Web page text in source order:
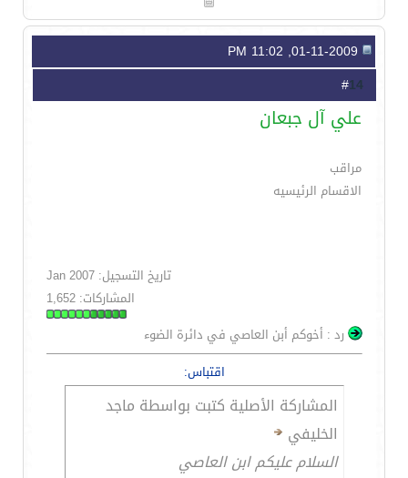
14
علي آل جبعان
مراقب
الاقسام الرئيسيه
تاريخ التسجيل: Jan 2007
المشاركات: 1,652
رد : أخوكم أبن العاصي في دائرة الضوء
اقتباس:
المشاركة الأصلية كتبت بواسطة ماجد
الخليفي
السلام عليكم ابن العاصي